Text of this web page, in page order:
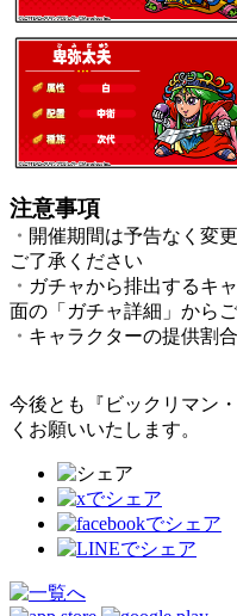
注意事項
・ 開催期間は予告なく変
ご了承ください
・ ガチャから排出するキ
面の「ガチャ詳細」から
・ キャラクターの提供割
今後とも『ビックリマン
くお願いいたします。